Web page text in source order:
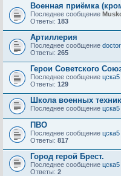
Военная приёмка
Последнее сообщение
Ответы: 183
Артиллерия
Последнее сообщение
Ответы: 265
Герои Советского
Последнее сообщение цска5
Ответы: 129
Школа военных
Последнее сообщение цска5
ПВО
Последнее сообщение цска5
Ответы: 817
Город герой Брест.
Последнее сообщение цска5
Ответы: 2